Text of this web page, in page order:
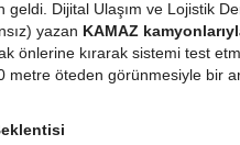
geldi. Dijital Ulaşım ve Lojistik
yazan KAMAZ
önlerine kırarak sistemi test
metre öteden görünmesiyle bir